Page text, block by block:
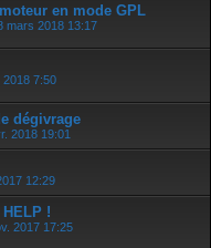
en mode GPL
mars 2018 13:17
2018 7:50
dégivrage
2018 19:01
12:29
!
2017 17:25